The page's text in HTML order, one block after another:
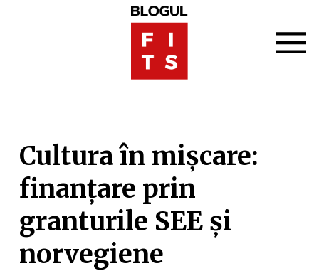
Cultura în mișcare:
finanțare prin
granturile SEE și
norvegiene